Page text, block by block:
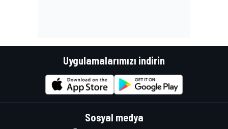
Uygulamalarımızı indirin
Sosyal medya